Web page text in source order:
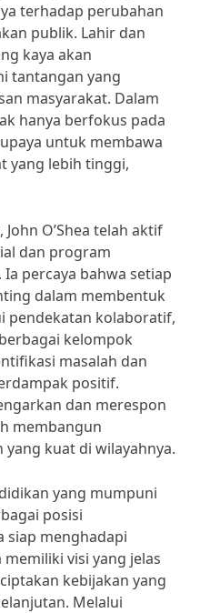
terhadap perubahan
publik. Lahir dan
kaya akan
tantangan yang
masyarakat. Dalam
hanya berfokus pada
untuk membawa
yang lebih tinggi,
O’Shea telah aktif
dan program
percaya bahwa setiap
dalam membentuk
pendekatan kolaboratif,
kelompok
masalah dan
positif.
dan merespon
membangun
kuat di wilayahnya.
yang mumpuni
posisi
siap menghadapi
visi yang jelas
kebijakan yang
Melalui